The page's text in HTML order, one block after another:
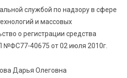
495
четвертая смена:
школьникам
в автобусах
службой по надзору в сфере
и массовых
о регистрации средства
40675 от 02 июля 2010г.
Дарья Олеговна